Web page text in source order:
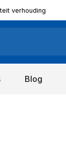
verhouding
Blog